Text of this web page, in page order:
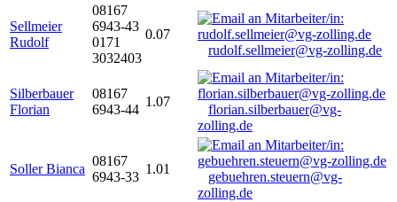
Sellmeier
Rudolf
08167
6943-43
0171
3032403
0.07
rudolf.sellmeier@vg-zolling.de
Silberbauer
Florian
08167
6943-44
1.07
florian.silberbauer@vg-
zolling.de
Soller Bianca
08167
6943-33
1.01
gebuehren.steuern@vg-
zolling.de